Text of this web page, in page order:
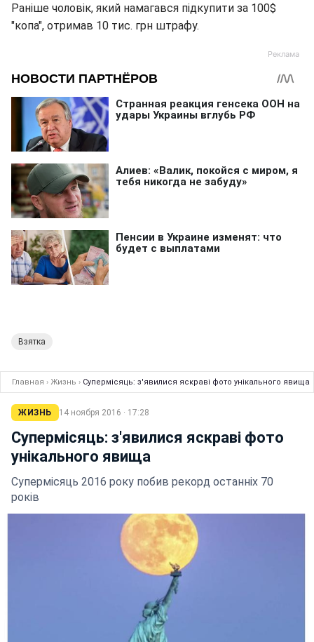
Раніше чоловік, який намагався підкупити за 100$
"копа", отримав 10 тис. грн штрафу.
Взятка
Главная › Жизнь › Супермісяць: з'явилися яскраві фото унікального явища
ЖИЗНЬ 14 ноября 2016 · 17:28
Супермісяць: з'явилися яскраві фото
унікального явища
Супермісяць 2016 року побив рекорд останніх 70
років